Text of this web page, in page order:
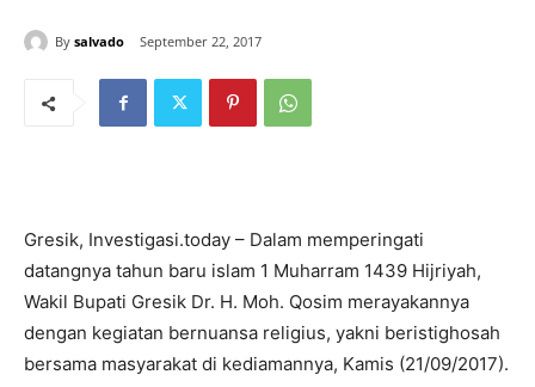
By salvado September 22, 2017
Gresik, Investigasi.today – Dalam memperingati
datangnya tahun baru islam 1 Muharram 1439 Hijriyah,
Wakil Bupati Gresik Dr. H. Moh. Qosim merayakannya
dengan kegiatan bernuansa religius, yakni beristighosah
bersama masyarakat di kediamannya, Kamis (21/09/2017).